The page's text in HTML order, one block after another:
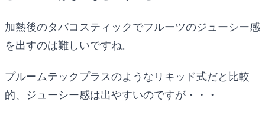
加熱後のタバコスティックでフルーツのジューシー感
を出すのは難しいですね。
プルームテックプラスのようなリキッド式だと比較
的、ジューシー感は出やすいのですが・・・